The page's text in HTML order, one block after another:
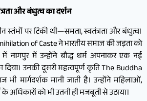
और बंधुत्व का दर्शन
स्तंभों पर टिकी थी—समता, स्वतंत्रता और बंधुत्व।
of Caste ने भारतीय समाज की जड़ता को
में नागपुर में उन्होंने बौद्ध धर्म अपनाकर एक नई
उनकी दूसरी महत्वपूर्ण कृति The Buddha
मार्गदर्शक मानी जाती है। उन्होंने महिलाओं,
अधिकारों को भी उतनी ही मजबूती से उठाया।